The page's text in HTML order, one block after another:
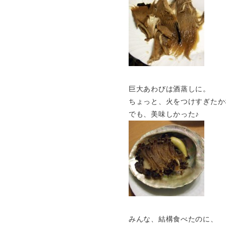
巨大あわびは酒蒸しに。
ちょっと、火をつけすぎた
でも、美味しかった♪
みんな、結構食べたのに、